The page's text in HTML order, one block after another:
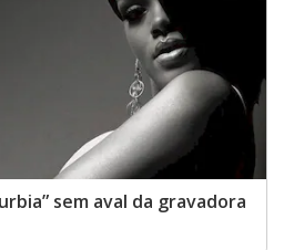
sem aval da gravadora